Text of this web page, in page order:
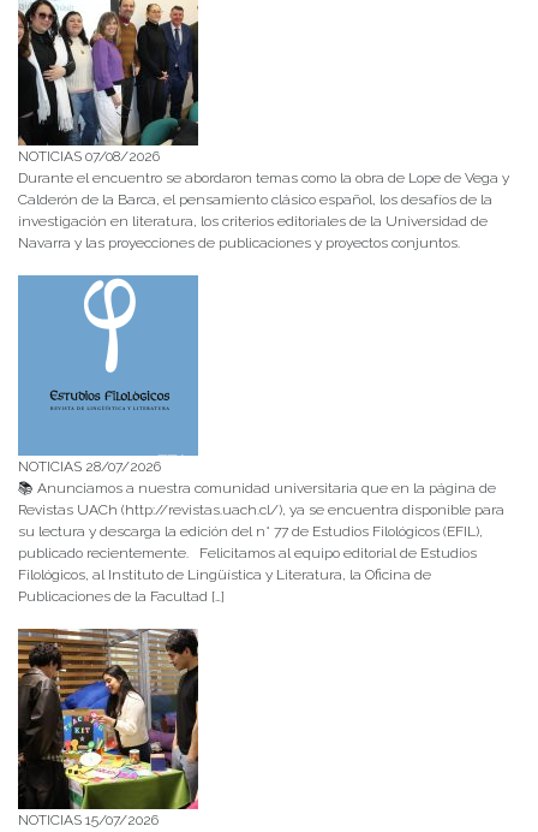
NOTICIAS 07/08/2026
Durante el encuentro se abordaron temas como la obra de Lope de Vega y
Calderón de la Barca, el pensamiento clásico español, los desafíos de la
investigación en literatura, los criterios editoriales de la Universidad de
Navarra y las proyecciones de publicaciones y proyectos conjuntos.
NOTICIAS 28/07/2026
📚 Anunciamos a nuestra comunidad universitaria que en la página de
Revistas UACh (http://revistas.uach.cl/), ya se encuentra disponible para
su lectura y descarga la edición del n° 77 de Estudios Filológicos (EFIL),
publicado recientemente. Felicitamos al equipo editorial de Estudios
Filológicos, al Instituto de Lingüística y Literatura, la Oficina de
Publicaciones de la Facultad […]
NOTICIAS 15/07/2026